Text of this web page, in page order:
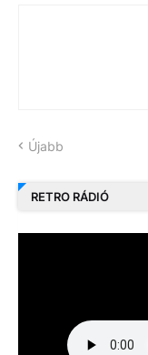
Újabb
RETRO RÁDIÓ